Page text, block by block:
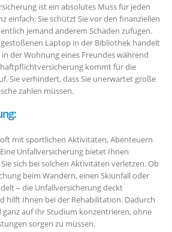
ist ein absolutes Muss für jeden
einfach: Sie schützt Sie vor den finanziellen
jemand anderem Schaden zufügen.
Laptop in der Bibliothek handelt
der Wohnung eines Freundes während
kommt für die
Sie verhindert, dass Sie unerwartet große
zahlen müssen.
mit sportlichen Aktivitäten, Abenteuern
Unfallversicherung bietet Ihnen
sich bei solchen Aktivitäten verletzen. Ob
beim Wandern, einen Skiunfall oder
– die Unfallversicherung deckt
hilft Ihnen bei der Rehabilitation. Dadurch
ganz auf Ihr Studium konzentrieren, ohne
sorgen zu müssen.